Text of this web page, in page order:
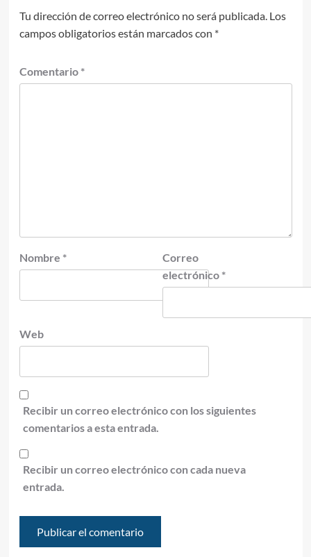
Tu dirección de correo electrónico no será publicada. Los
campos obligatorios están marcados con *
Comentario *
Nombre *
Correo
electrónico *
Web
Recibir un correo electrónico con los siguientes
comentarios a esta entrada.
Recibir un correo electrónico con cada nueva
entrada.